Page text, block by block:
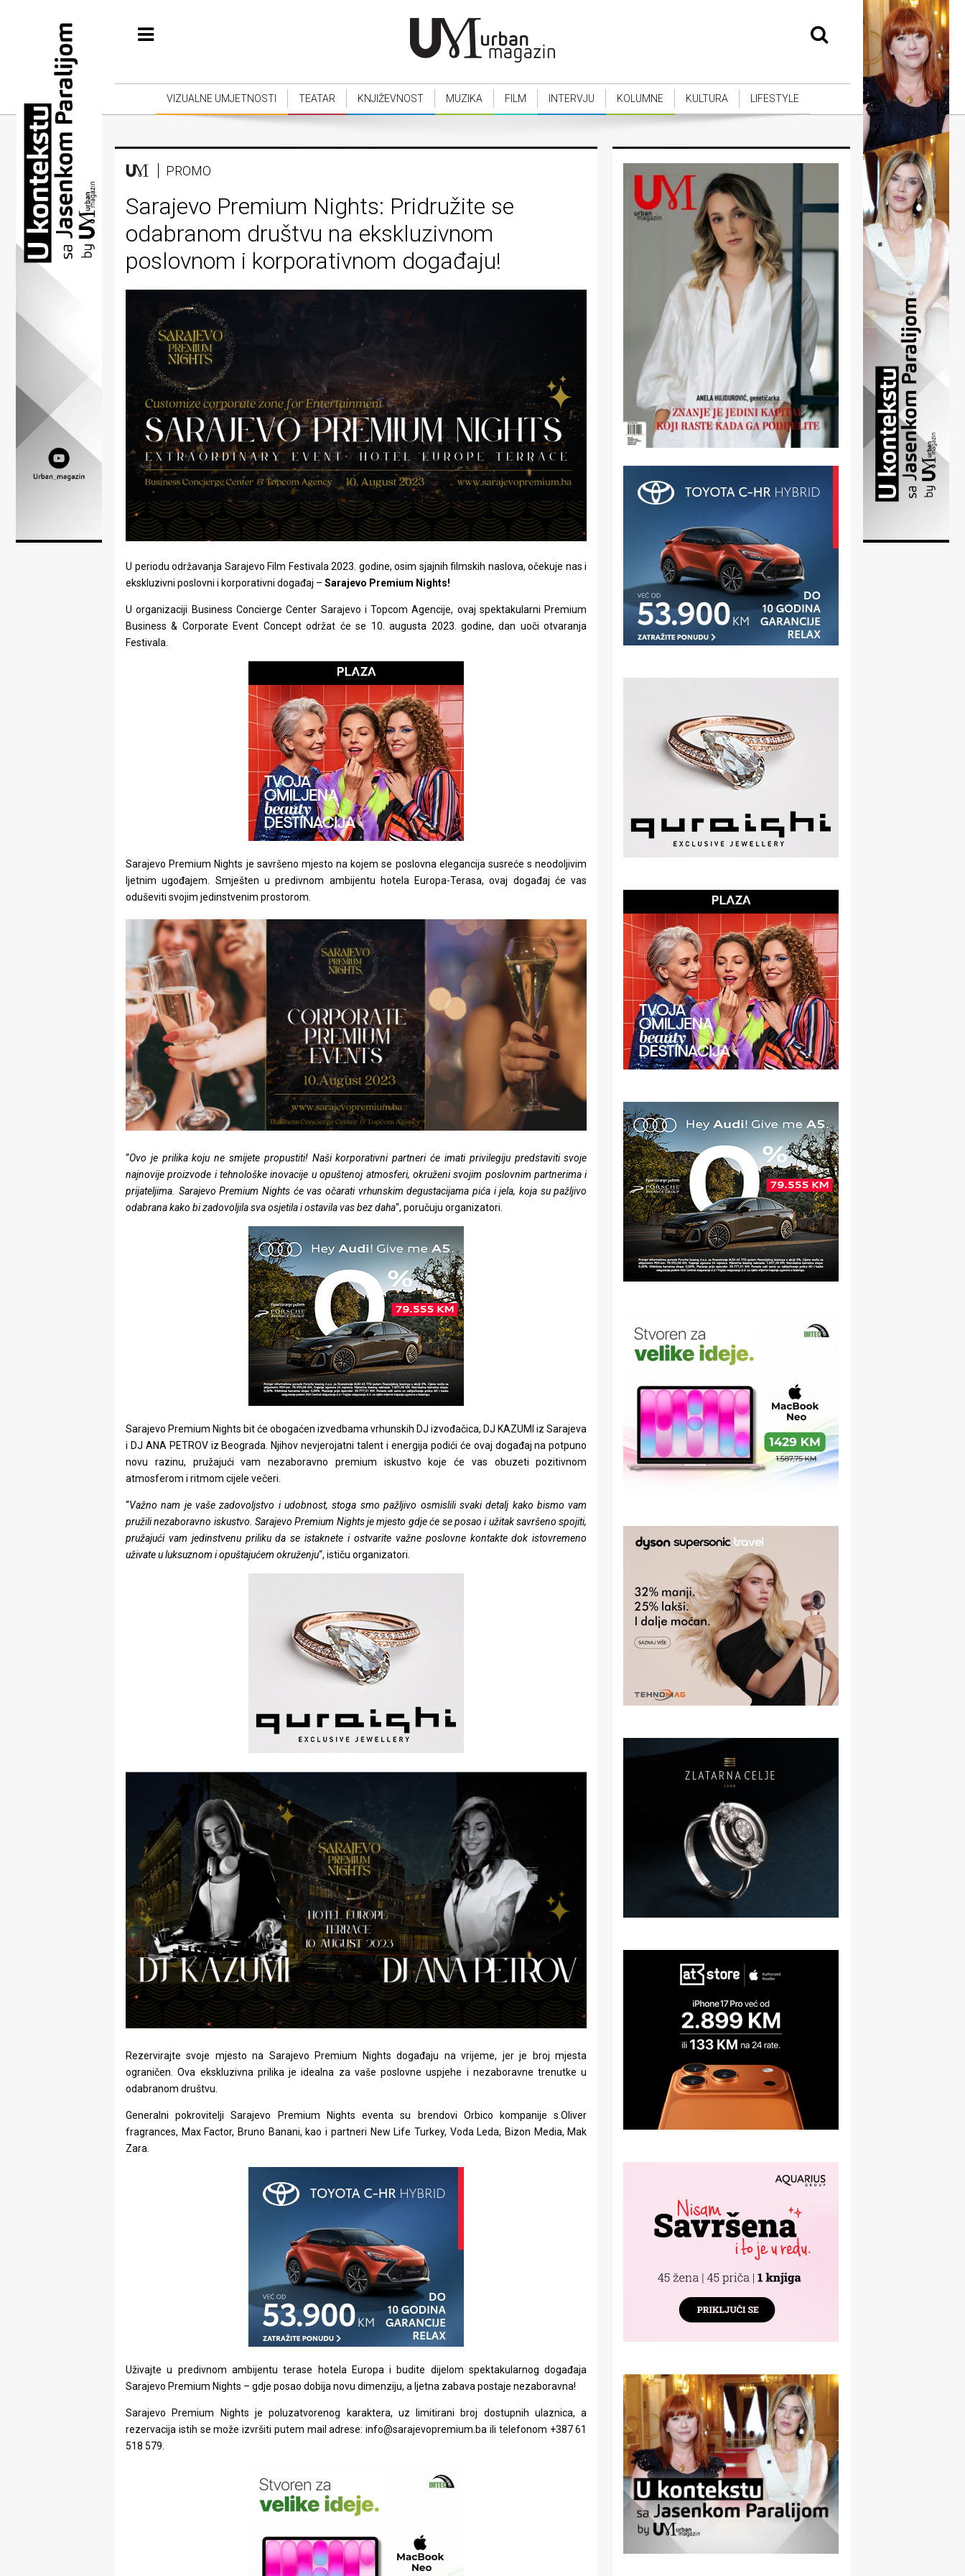
Vizualne
umjetnosti
Teatar
Književnost
Muzika
Film
Intervju
Kolumne
Lifestyle
Beauty
Zdravlje
stolom
u
VIZUALNE UMJETNOSTI TEATAR KNJIŽEVNOST MUZIKA FILM INTERVJU KOLUMNE KULTURA LIFESTYLE
PROMO
Sarajevo Premium Nights: Pridružite se
odabranom društvu na ekskluzivnom
poslovnom i korporativnom događaju!
U periodu održavanja Sarajevo Film Festivala 2023. godine, osim sjajnih filmskih naslova, očekuje nas i
ekskluzivni poslovni i korporativni događaj – Sarajevo Premium Nights!
U organizaciji Business Concierge Center Sarajevo i Topcom Agencije, ovaj spektakularni Premium
Business & Corporate Event Concept održat će se 10. augusta 2023. godine, dan uoči otvaranja
Festivala.
Sarajevo Premium Nights je savršeno mjesto na kojem se poslovna elegancija susreće s neodoljivim
ljetnim ugođajem. Smješten u predivnom ambijentu hotela Europa-Terasa, ovaj događaj će vas
oduševiti svojim jedinstvenim prostorom.
“Ovo je prilika koju ne smijete propustiti! Naši korporativni partneri će imati privilegiju predstaviti svoje
najnovije proizvode i tehnološke inovacije u opuštenoj atmosferi, okruženi svojim poslovnim partnerima i
prijateljima. Sarajevo Premium Nights će vas očarati vrhunskim degustacijama pića i jela, koja su pažljivo
odabrana kako bi zadovoljila sva osjetila i ostavila vas bez daha“, poručuju organizatori.
Sarajevo Premium Nights bit će obogaćen izvedbama vrhunskih DJ izvođačica, DJ KAZUMI iz Sarajeva
i DJ ANA PETROV iz Beograda. Njihov nevjerojatni talent i energija podići će ovaj događaj na potpuno
novu razinu, pružajući vam nezaboravno premium iskustvo koje će vas obuzeti pozitivnom
atmosferom i ritmom cijele večeri.
“Važno nam je vaše zadovoljstvo i udobnost, stoga smo pažljivo osmislili svaki detalj kako bismo vam
pružili nezaboravno iskustvo. Sarajevo Premium Nights je mjesto gdje će se posao i užitak savršeno spojiti,
pružajući vam jedinstvenu priliku da se istaknete i ostvarite važne poslovne kontakte dok istovremeno
uživate u luksuznom i opuštajućem okruženju“, ističu organizatori.
Rezervirajte svoje mjesto na Sarajevo Premium Nights događaju na vrijeme, jer je broj mjesta
ograničen. Ova ekskluzivna prilika je idealna za vaše poslovne uspjehe i nezaboravne trenutke u
odabranom društvu.
Generalni pokrovitelji Sarajevo Premium Nights eventa su brendovi Orbico kompanije s.Oliver
fragrances, Max Factor, Bruno Banani, kao i partneri New Life Turkey, Voda Leda, Bizon Media, Mak
Zara.
Uživajte u predivnom ambijentu terase hotela Europa i budite dijelom spektakularnog događaja
Sarajevo Premium Nights – gdje posao dobija novu dimenziju, a ljetna zabava postaje nezaboravna!
Sarajevo Premium Nights je poluzatvorenog karaktera, uz limitirani broj dostupnih ulaznica, a
rezervacija istih se može izvršiti putem mail adrese: info@sarajevopremium.ba ili telefonom +387 61
518 579.